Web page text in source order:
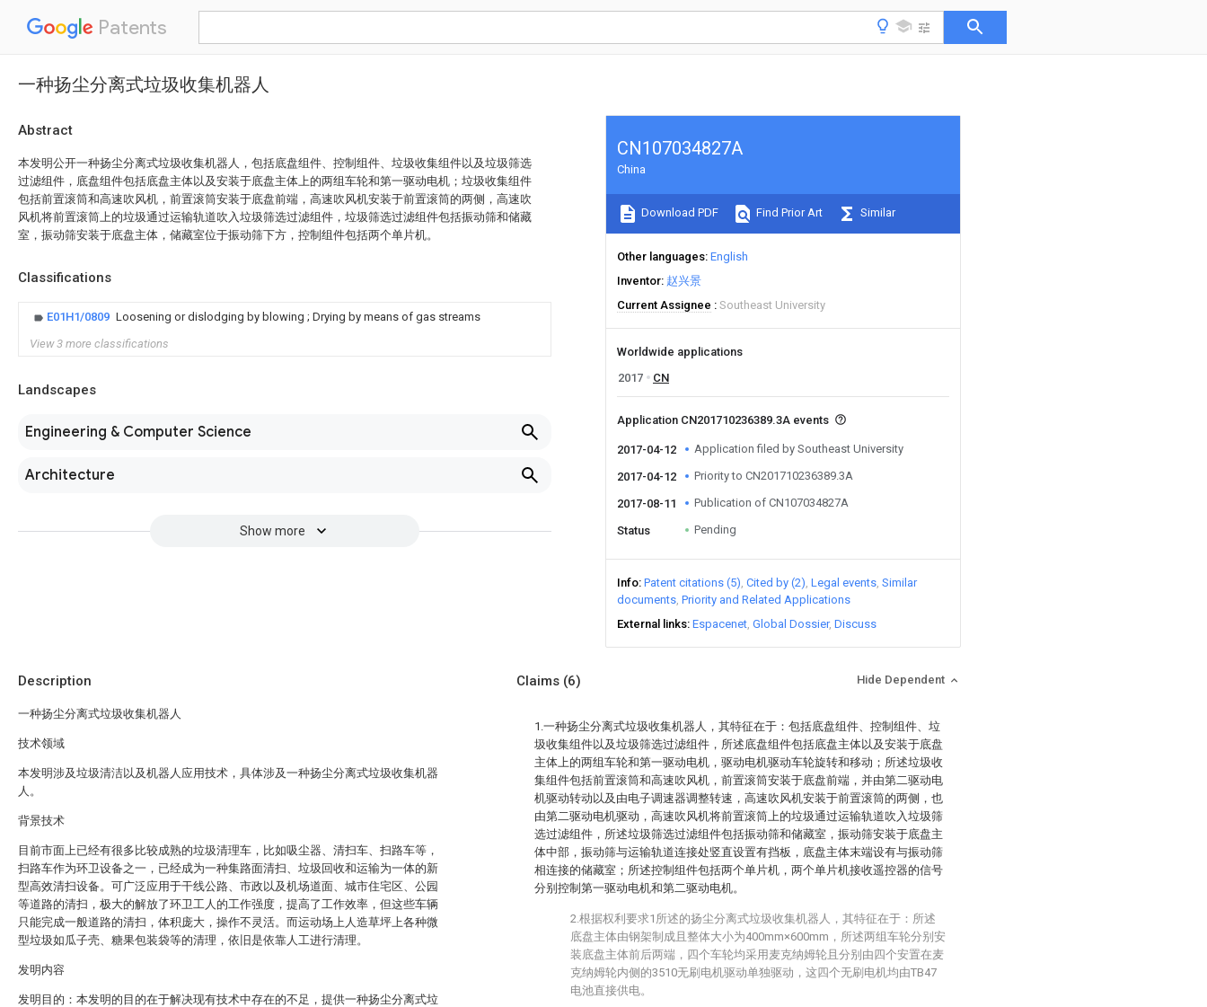
Patents
一种扬尘分离式垃圾收集机器人
Abstract
本发明公开一种扬尘分离式垃圾收集机器人，包括底盘组件、控制组件、垃圾收集组件以及垃圾筛选
过滤组件，底盘组件包括底盘主体以及安装于底盘主体上的两组车轮和第一驱动电机；垃圾收集组件
包括前置滚筒和高速吹风机，前置滚筒安装于底盘前端，高速吹风机安装于前置滚筒的两侧，高速吹
风机将前置滚筒上的垃圾通过运输轨道吹入垃圾筛选过滤组件，垃圾筛选过滤组件包括振动筛和储藏
室，振动筛安装于底盘主体，储藏室位于振动筛下方，控制组件包括两个单片机。
Classifications
E01H1/0809 Loosening or dislodging by blowing ; Drying by means of gas streams
View 3 more classifications
Landscapes
Engineering & Computer Science
Architecture
Show more
CN107034827A
China
Download PDF Find Prior Art Similar
Other languages English
Inventor 赵兴景
Current Assignee
Southeast University
Worldwide applications
2017
CN
Application CN201710236389.3A events
2017-04-12 Application filed by Southeast University
2017-04-12 Priority to CN201710236389.3A
2017-08-11 Publication of CN107034827A
Status Pending
Info Patent citations (5) Cited by (2) Legal events Similar
documents Priority and Related Applications
External links Espacenet Global Dossier Discuss
Description
一种扬尘分离式垃圾收集机器人
技术领域
本发明涉及垃圾清洁以及机器人应用技术，具体涉及一种扬尘分离式垃圾收集机器
人。
背景技术
目前市面上已经有很多比较成熟的垃圾清理车，比如吸尘器、清扫车、扫路车等，
扫路车作为环卫设备之一，已经成为一种集路面清扫、垃圾回收和运输为一体的新
型高效清扫设备。可广泛应用于干线公路、市政以及机场道面、城市住宅区、公园
等道路的清扫，极大的解放了环卫工人的工作强度，提高了工作效率，但这些车辆
只能完成一般道路的清扫，体积庞大，操作不灵活。而运动场上人造草坪上各种微
型垃圾如瓜子壳、糖果包装袋等的清理，依旧是依靠人工进行清理。
发明内容
发明目的：本发明的目的在于解决现有技术中存在的不足，提供一种扬尘分离式垃
Claims (6) Hide Dependent
1.一种扬尘分离式垃圾收集机器人，其特征在于：包括底盘组件、控制组件、垃
圾收集组件以及垃圾筛选过滤组件，所述底盘组件包括底盘主体以及安装于底盘
主体上的两组车轮和第一驱动电机，驱动电机驱动车轮旋转和移动；所述垃圾收
集组件包括前置滚筒和高速吹风机，前置滚筒安装于底盘前端，并由第二驱动电
机驱动转动以及由电子调速器调整转速，高速吹风机安装于前置滚筒的两侧，也
由第二驱动电机驱动，高速吹风机将前置滚筒上的垃圾通过运输轨道吹入垃圾筛
选过滤组件，所述垃圾筛选过滤组件包括振动筛和储藏室，振动筛安装于底盘主
体中部，振动筛与运输轨道连接处竖直设置有挡板，底盘主体末端设有与振动筛
相连接的储藏室；所述控制组件包括两个单片机，两个单片机接收遥控器的信号
分别控制第一驱动电机和第二驱动电机。
2.根据权利要求1所述的扬尘分离式垃圾收集机器人，其特征在于：所述
底盘主体由钢架制成且整体大小为400mm×600mm，所述两组车轮分别安
装底盘主体前后两端，四个车轮均采用麦克纳姆轮且分别由四个安置在麦
克纳姆轮内侧的3510无刷电机驱动单独驱动，这四个无刷电机均由TB47
电池直接供电。